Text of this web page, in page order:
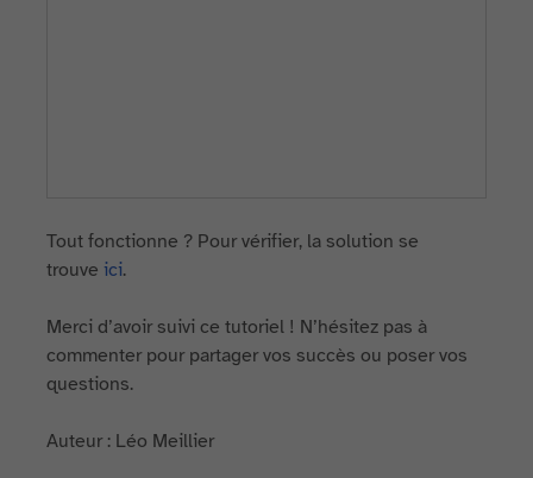
Tout fonctionne ? Pour vérifier, la solution se
trouve ici.
Merci d’avoir suivi ce tutoriel ! N’hésitez pas à
commenter pour partager vos succès ou poser vos
questions.
Auteur : Léo Meillier